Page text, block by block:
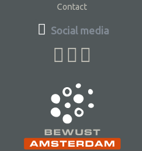
Contact
Social media